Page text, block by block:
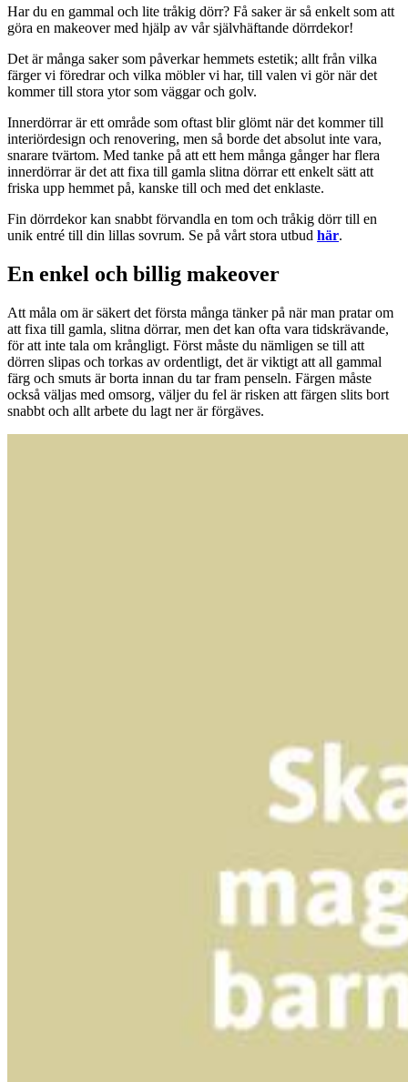
Har du en gammal och lite tråkig dörr? Få saker är så enkelt som att
göra en makeover med hjälp av vår självhäftande dörrdekor!
Det är många saker som påverkar hemmets estetik; allt från vilka
färger vi föredrar och vilka möbler vi har, till valen vi gör när det
kommer till stora ytor som väggar och golv.
Innerdörrar är ett område som oftast blir glömt när det kommer till
interiördesign och renovering, men så borde det absolut inte vara,
snarare tvärtom. Med tanke på att ett hem många gånger har flera
innerdörrar är det att fixa till gamla slitna dörrar ett enkelt sätt att
friska upp hemmet på, kanske till och med det enklaste.
Fin dörrdekor kan snabbt förvandla en tom och tråkig dörr till en
unik entré till din lillas sovrum. Se på vårt stora utbud här.
En enkel och billig makeover
Att måla om är säkert det första många tänker på när man pratar om
att fixa till gamla, slitna dörrar, men det kan ofta vara tidskrävande,
för att inte tala om krångligt. Först måste du nämligen se till att
dörren slipas och torkas av ordentligt, det är viktigt att all gammal
färg och smuts är borta innan du tar fram penseln. Färgen måste
också väljas med omsorg, väljer du fel är risken att färgen slits bort
snabbt och allt arbete du lagt ner är förgäves.